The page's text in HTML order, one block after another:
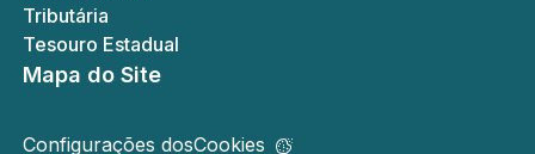
Tributária
Tesouro Estadual
Mapa do Site
Configurações dosCookies